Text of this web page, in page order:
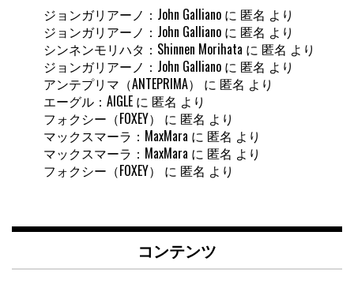
ジョンガリアーノ：John Galliano に 匿名 より
ジョンガリアーノ：John Galliano に 匿名 より
シンネンモリハタ：Shinnen Morihata に 匿名 より
ジョンガリアーノ：John Galliano に 匿名 より
アンテプリマ（ANTEPRIMA）
に 匿名 より
エーグル：AIGLE に 匿名 より
フォクシー（FOXEY）
に 匿名 より
マックスマーラ：MaxMara に 匿名 より
マックスマーラ：MaxMara に 匿名 より
フォクシー（FOXEY）
に 匿名 より
コンテンツ